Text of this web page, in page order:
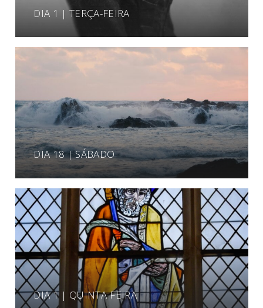
DIA 1 | TERÇA-FEIRA
DIA 18 | SÁBADO
DIA 1 | QUINTA-FEIRA